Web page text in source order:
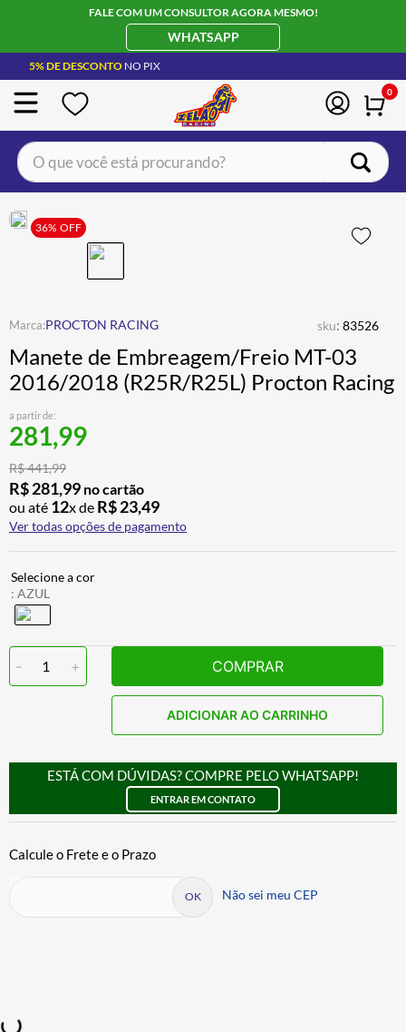
FALE COM UM CONSULTOR AGORA MESMO!
WHATSAPP
5% DE DESCONTO NO PIX
0
O que você está procurando?
36% OFF
PROCTON RACING sku: 83526
Manete de Embreagem/Freio MT-03
2016/2018 (R25R/R25L) Procton Racing
a partir de:
281,99
R$441,99
R$281,99 no cartão
ou até 12x de R$23,49
Ver todas opções de pagamento
: AZUL
- 1 + COMPRAR
ADICIONAR AO CARRINHO
ESTÁ COM DÚVIDAS? COMPRE PELO WHATSAPP!
ENTRAR EM CONTATO
Não sei meu CEP
1º CAPACETE LS2
BOTA
4º ÓCULOS SOLAR
5º LUVA
6º ALPINESTAR
7º
9º AIROH
10 º BOTAS